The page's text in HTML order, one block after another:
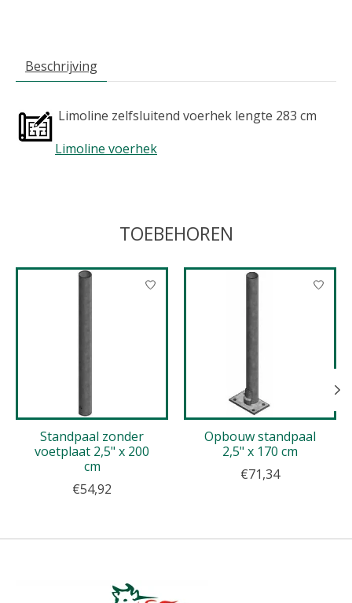
Beschrijving
Limoline zelfsluitend voerhek lengte 283 cm
Limoline voerhek
TOEBEHOREN
Items van productcarrousel
Standpaal zonder
voetplaat 2,5" x 200
cm
€54,92
Opbouw standpaal
2,5" x 170 cm
€71,34